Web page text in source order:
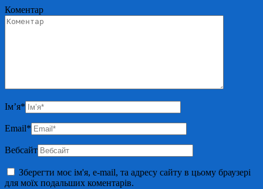
Коментар
Ім’я*
Email*
Вебсайт
Зберегти моє ім'я, e-mail, та адресу сайту в цьому браузері
для моїх подальших коментарів.